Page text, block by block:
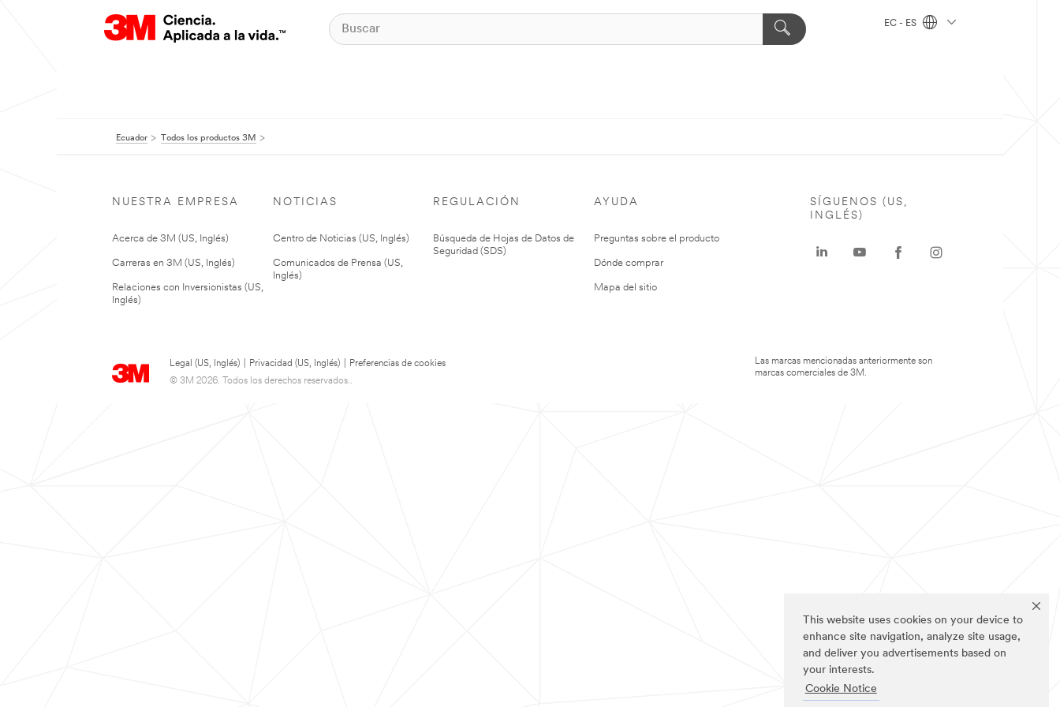
This website uses cookies on your device to
enhance site navigation, analyze site usage,
and deliver you advertisements based on
your interests.
Cookie Notice
EC - ES
Ecuador Todos los productos 3M
NUESTRA EMPRESA
Acerca de 3M (US, Inglés)
Carreras en 3M (US, Inglés)
Relaciones con Inversionistas (US,
Inglés)
NOTICIAS
Centro de Noticias (US, Inglés)
Comunicados de Prensa (US,
Inglés)
REGULACIÓN
Búsqueda de Hojas de Datos de
Seguridad (SDS)
AYUDA
Preguntas sobre el producto
Dónde comprar
Mapa del sitio
Legal (US, Inglés) Privacidad (US, Inglés)
Preferencias de cookies
© 3M 2026. Todos los derechos reservados..
SÍGUENOS (US,
INGLÉS)
Las marcas mencionadas anteriormente son
marcas comerciales de 3M.